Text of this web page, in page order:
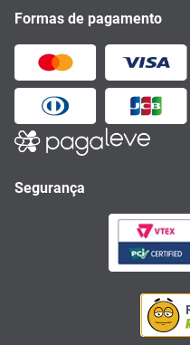
Formas de pagamento
Segurança